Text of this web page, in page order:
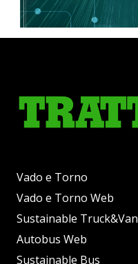
Vado e Torno
Vado e Torno Web
Sustainable Truck&Van
Autobus Web
Sustainable Bus